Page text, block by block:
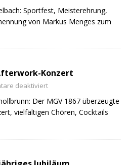
Sportfest, Meisterehrung,
von Markus Menges zum
Konzert
deaktiviert
Der MGV 1867 überzeugte
vielfältigen Chören, Cocktails